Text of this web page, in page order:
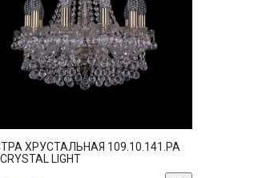
ХРУСТАЛЬНАЯ 109.10.141.PA
LIGHT